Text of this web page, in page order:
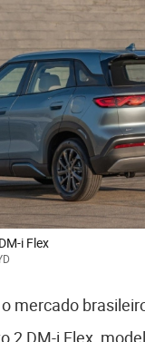
i Flex
mercado
2 DM-i Flex,